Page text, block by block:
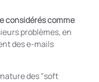
considérés comme
problèmes, en
des e-mails
des "soft